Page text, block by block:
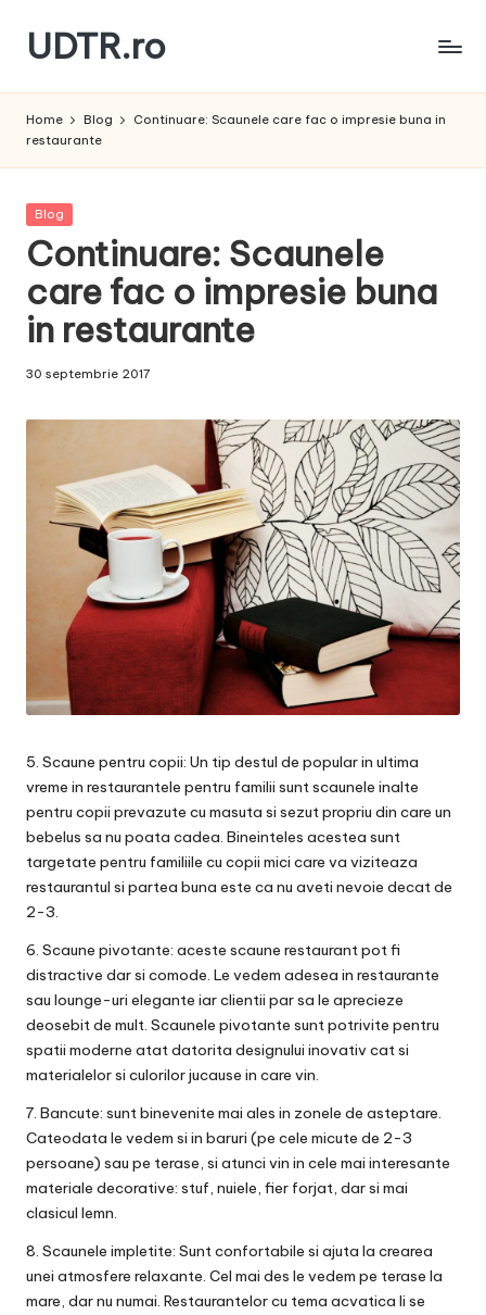
Skip
content
UDTR.ro
te
Home Blog
Continuare: Scaunele care fac o impresie buna in
restaurante
Posted
Blog
Continuare: Scaunele
care fac o impresie buna
in restaurante
30 septembrie 2017
5. Scaune pentru copii: Un tip destul de popular in ultima
vreme in restaurantele pentru familii sunt scaunele inalte
pentru copii prevazute cu masuta si sezut propriu din care un
bebelus sa nu poata cadea. Bineinteles acestea sunt
targetate pentru familiile cu copii mici care va viziteaza
restaurantul si partea buna este ca nu aveti nevoie decat de
2-3.
6. Scaune pivotante: aceste scaune restaurant pot fi
distractive dar si comode. Le vedem adesea in restaurante
sau lounge-uri elegante iar clientii par sa le aprecieze
deosebit de mult. Scaunele pivotante sunt potrivite pentru
spatii moderne atat datorita designului inovativ cat si
materialelor si culorilor jucause in care vin.
7. Bancute: sunt binevenite mai ales in zonele de asteptare.
Cateodata le vedem si in baruri (pe cele micute de 2-3
persoane) sau pe terase, si atunci vin in cele mai interesante
materiale decorative: stuf, nuiele, fier forjat, dar si mai
clasicul lemn.
8. Scaunele impletite: Sunt confortabile si ajuta la crearea
unei atmosfere relaxante. Cel mai des le vedem pe terase la
mare, dar nu numai. Restaurantelor cu tema acvatica li se